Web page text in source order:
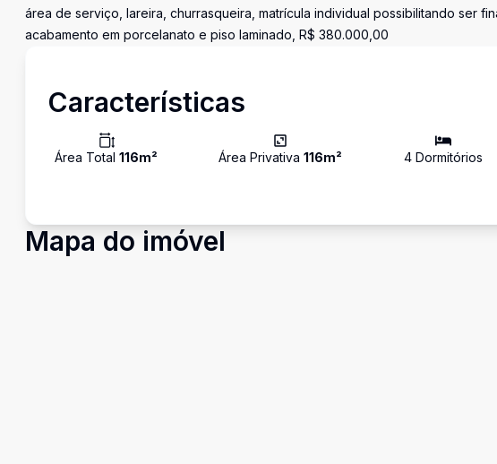
área de serviço, lareira, churrasqueira, matrícula individual possibilitando ser
acabamento em porcelanato e piso laminado, R$ 380.000,00
Características
Área Total 116m² Área Privativa116m² 4Dormitórios
Mapa do imóvel